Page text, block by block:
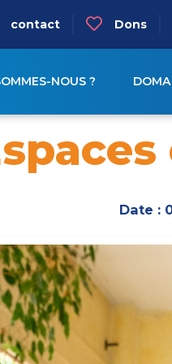
contact Dons
NOUS ?
Date :